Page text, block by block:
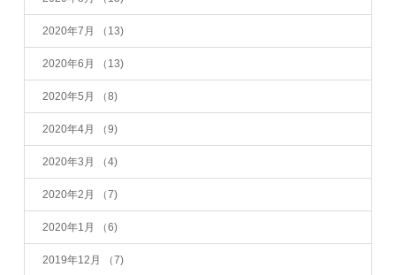
2020年7月 （13)
2020年6月 （13)
2020年5月 （8)
2020年4月 （9)
2020年3月 （4)
2020年2月 （7)
2020年1月 （6)
2019年12月 （7)